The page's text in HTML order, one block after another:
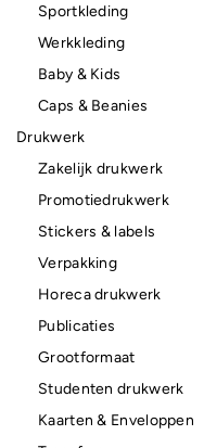
Sportkleding
Werkkleding
Baby & Kids
Caps & Beanies
Drukwerk
Zakelijk drukwerk
Promotiedrukwerk
Stickers & labels
Verpakking
Horeca drukwerk
Publicaties
Grootformaat
Studenten drukwerk
Kaarten & Enveloppen